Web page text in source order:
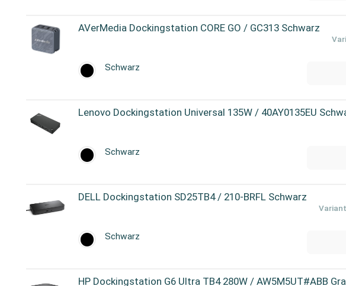
AVerMedia Dockingstation CORE GO / GC313 Schwarz
Schwarz
Lenovo Dockingstation Universal 135W / 40AY0135EU
Schwarz
DELL Dockingstation SD25TB4 / 210-BRFL Schwarz
Schwarz
HP Dockingstation G6 Ultra TB4 280W / AW5M5UT#ABB